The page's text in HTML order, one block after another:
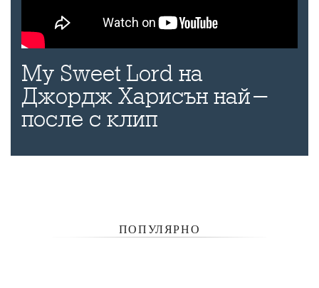
My Sweet Lord на
Джордж Харисън най-
после с клип
ПОПУЛЯРНО